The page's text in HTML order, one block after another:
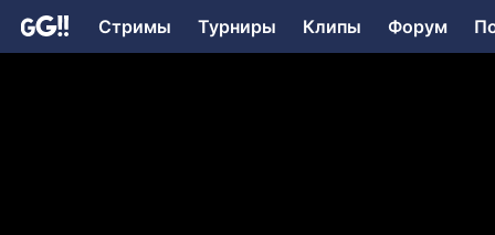
Стримы Турниры Клипы Форум